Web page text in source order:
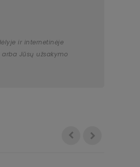
ir internetinėje
Jūsų užsakymo